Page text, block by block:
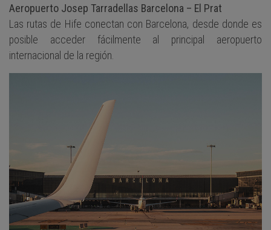
Aeropuerto Josep Tarradellas Barcelona – El Prat
Las rutas de Hife conectan con Barcelona, desde donde es
posible acceder fácilmente al principal aeropuerto
internacional de la región.